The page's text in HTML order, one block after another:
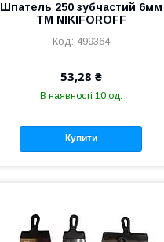
Шпатель 250 зубчастий 6мм
ТМ NIKIFOROFF
499364
53,28 ₴
В наявності 10 од.
Купити